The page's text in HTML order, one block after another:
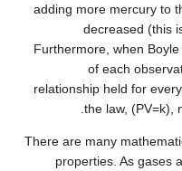
adding more mercury to
decreased (this
Furthermore, when
of each
relationship held for
the law, (PV=k),
There are many
properties. As gases